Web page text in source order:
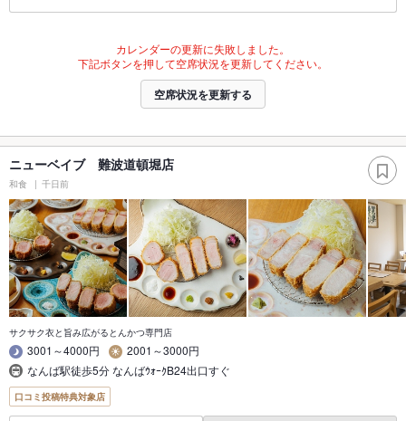
カレンダーの更新に失敗しました。
下記ボタンを押して空席状況を更新してください。
空席状況を更新する
ニューベイブ 難波道頓堀店
和食 千日前
サクサク衣と旨み広がるとんかつ専門店
3001～4000円
2001～3000円
なんば駅徒歩5分 なんばｳｫｰｸB24出口すぐ
口コミ投稿特典対象店